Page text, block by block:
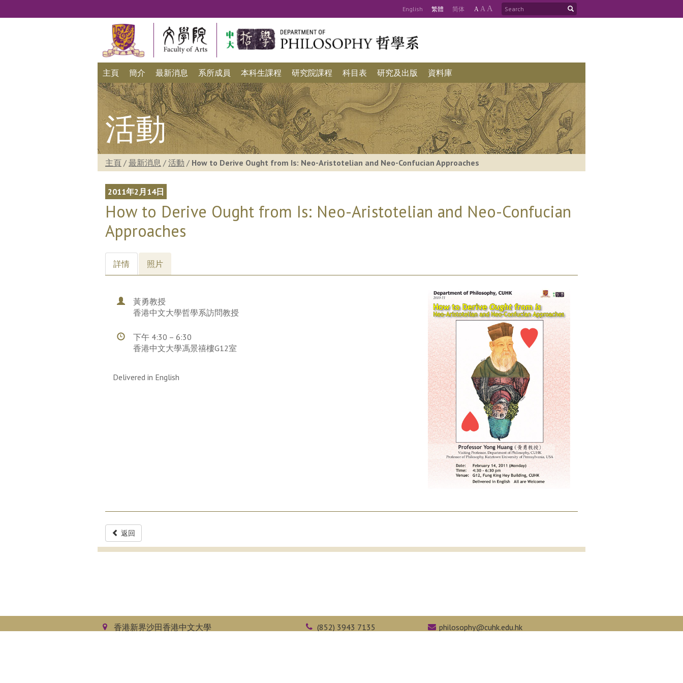
English 繁體 简体 A A A
主頁 簡介 最新消息 系所成員 本科生課程 研究院課程 科目表 研究及出版 資料庫
活動
主頁 / 最新消息 / 活動 / How to Derive Ought from Is: Neo-Aristotelian and Neo-Confucian Approaches
2011年2月14日
How to Derive Ought from Is: Neo-Aristotelian and Neo-Confucian
Approaches
詳情 照片
黃勇教授
香港中文大學哲學系訪問教授
下午 4:30 – 6:30
香港中文大學馮景禧樓G12室
Delivered in English
返回
香港新界沙田香港中文大學
(852) 3943 7135
philosophy@cuhk.edu.hk